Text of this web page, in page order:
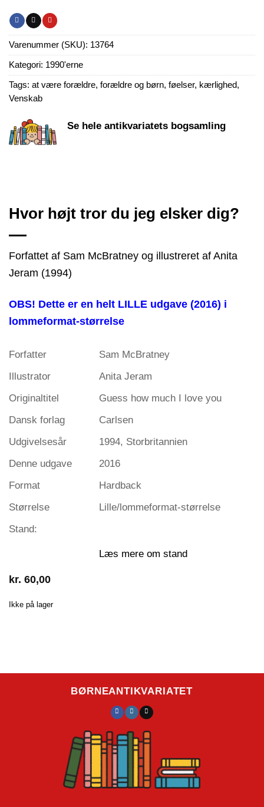
Varenummer (SKU): 13764
Kategori: 1990'erne
Tags: at være forældre, forældre og børn, føelser, kærlighed,
Venskab
Se hele antikvariatets bogsamling
Hvor højt tror du jeg elsker dig?
Forfattet af Sam McBratney og illustreret af Anita
Jeram (1994)
OBS! Dette er en helt LILLE udgave (2016) i
lommeformat-størrelse
Forfatter
Sam McBratney
Illustrator
Anita Jeram
Originaltitel
Guess how much I love you
Dansk forlag
Carlsen
Udgivelsesår
1994, Storbritannien
Denne udgave
2016
Format
Hardback
Størrelse
Lille/lommeformat-størrelse
Stand:
Læs mere om stand
kr. 60,00
Ikke på lager
BØRNEANTIKVARIATET